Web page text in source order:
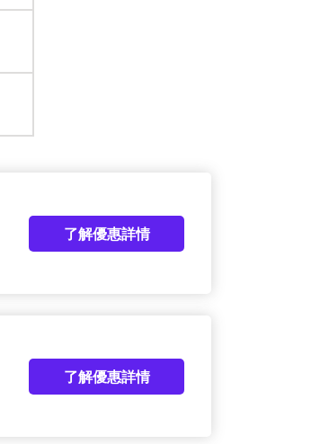
了解優惠詳情
了解優惠詳情